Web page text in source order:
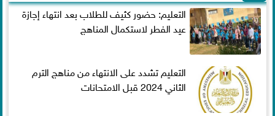
التعليم: حضور كثيف للطلاب بعد انتهاء إجازة
عيد الفطر لاستكمال المناهج
التعليم تشدد على الانتهاء من مناهج الترم
الثاني 2024 قبل الامتحانات